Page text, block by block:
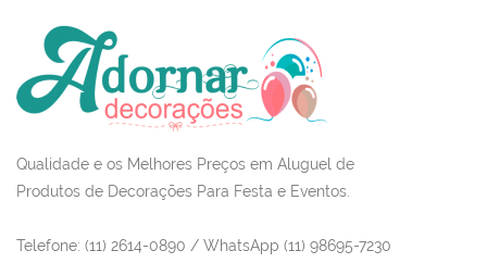
Qualidade e os Melhores Preços em Aluguel de
Produtos de Decorações Para Festa e Eventos.
Telefone: (11) 2614-0890 / WhatsApp (11) 98695-7230